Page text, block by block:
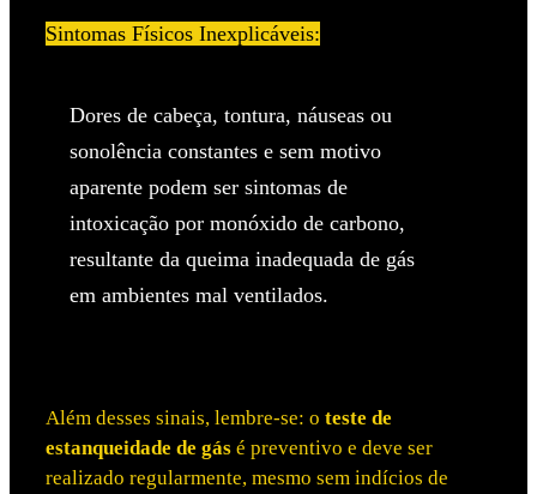
Sintomas Físicos Inexplicáveis:
Dores de cabeça, tontura, náuseas ou
sonolência constantes e sem motivo
aparente podem ser sintomas de
intoxicação por monóxido de carbono,
resultante da queima inadequada de gás
em ambientes mal ventilados.
Além desses sinais, lembre-se: o teste de
estanqueidade de gás é preventivo e deve ser
realizado regularmente, mesmo sem indícios de